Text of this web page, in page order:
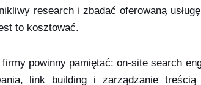
research i zbadać oferowaną
to kosztować.
powinny pamiętać: on-site search
link building i zarządzanie